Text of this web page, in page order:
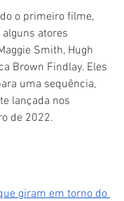
o primeiro filme,
atores
Smith, Hugh
Brown Findlay. Eles
uma sequência,
lançada nos
de 2022.
giram em torno do